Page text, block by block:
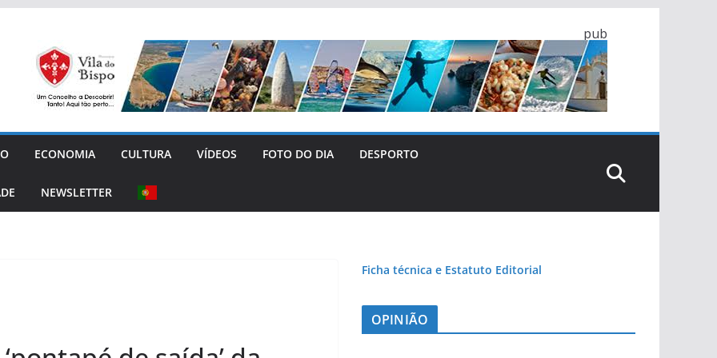
pub
ECONOMIA CULTURA VÍDEOS FOTO DO DIA DESPORTO
NEWSLETTER
Ficha técnica e Estatuto Editorial
OPINIÃO